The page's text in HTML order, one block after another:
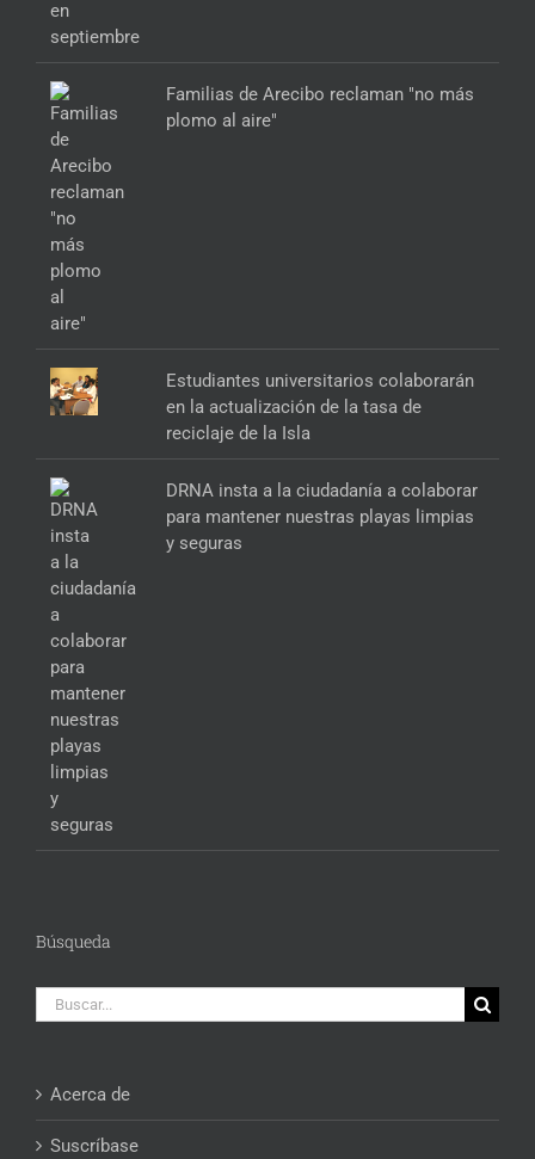
Familias de Arecibo reclaman "no más
plomo al aire"
Estudiantes universitarios colaborarán
en la actualización de la tasa de
reciclaje de la Isla
DRNA insta a la ciudadanía a colaborar
para mantener nuestras playas limpias
y seguras
Búsqueda
Buscar:
Acerca de
Suscríbase